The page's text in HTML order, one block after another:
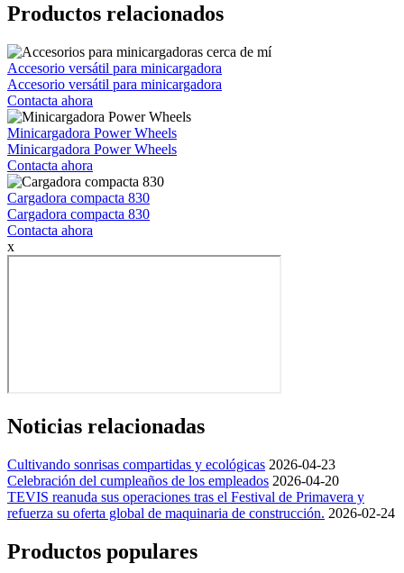
Productos relacionados
Accesorio versátil para minicargadora
Accesorio versátil para minicargadora
Contacta ahora
Minicargadora Power Wheels
Minicargadora Power Wheels
Contacta ahora
Cargadora compacta 830
Cargadora compacta 830
Contacta ahora
x
Noticias relacionadas
Cultivando sonrisas compartidas y ecológicas 2026-04-23
Celebración del cumpleaños de los empleados 2026-04-20
TEVIS reanuda sus operaciones tras el Festival de Primavera y
refuerza su oferta global de maquinaria de construcción. 2026-02-24
Productos populares